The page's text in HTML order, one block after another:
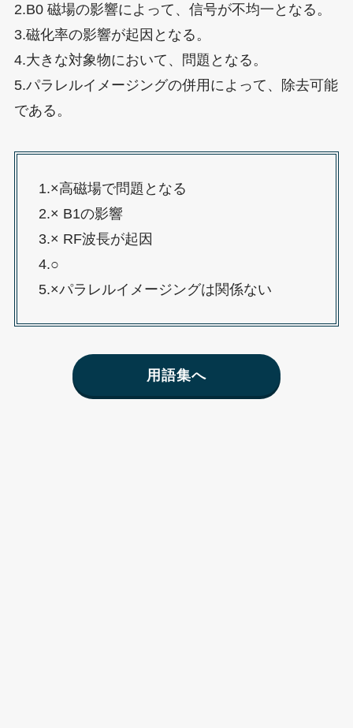
2.B0 磁場の影響によって、信号が不均一となる。
3.磁化率の影響が起因となる。
4.大きな対象物において、問題となる。
5.パラレルイメージングの併用によって、除去可能
である。
1.×高磁場で問題となる
2.× B1の影響
3.× RF波長が起因
4.○
5.×パラレルイメージングは関係ない
用語集へ